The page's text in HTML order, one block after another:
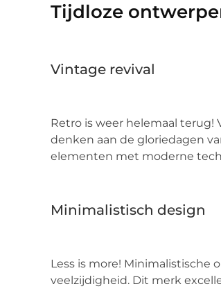
Tijdloze
Vintage revival
Retro is weer helemaal
denken aan de gloriedagen
elementen met moderne
Minimalistisch design
Less is more!
veelzijdigheid. Dit merk